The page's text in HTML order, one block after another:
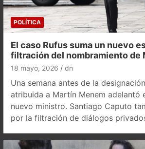
POLÍTICA
El caso Rufus suma un nuevo
filtración del nombramiento de
18 mayo, 2026 dn
Una semana antes de la
atribuida a Martín Menem adelantó
nuevo ministro. Santiago Caputo
por la filtración de diálogos